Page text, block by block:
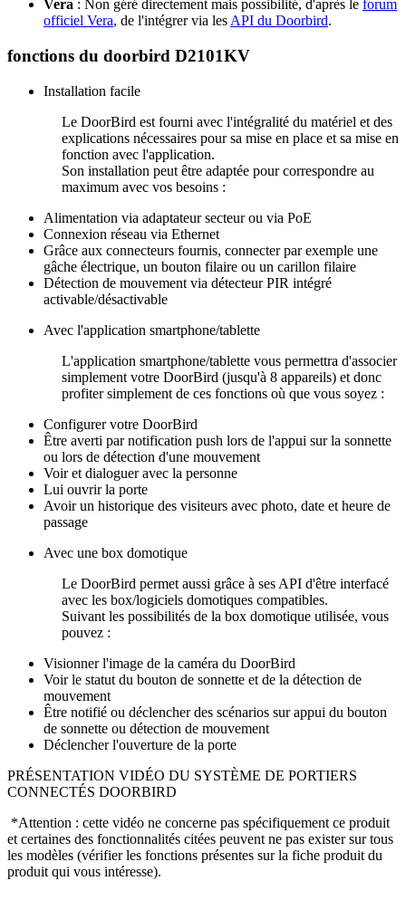
Vera : Non géré directement mais possibilité, d'après le forum
officiel Vera, de l'intégrer via les API du Doorbird.
fonctions du doorbird D2101KV
Installation facile
Le DoorBird est fourni avec l'intégralité du matériel et des
explications nécessaires pour sa mise en place et sa mise en
fonction avec l'application.
Son installation peut être adaptée pour correspondre au
maximum avec vos besoins :
Alimentation via adaptateur secteur ou via PoE
Connexion réseau via Ethernet
Grâce aux connecteurs fournis, connecter par exemple une
gâche électrique, un bouton filaire ou un carillon filaire
Détection de mouvement via détecteur PIR intégré
activable/désactivable
Avec l'application smartphone/tablette
L'application smartphone/tablette vous permettra d'associer
simplement votre DoorBird (jusqu'à 8 appareils) et donc
profiter simplement de ces fonctions où que vous soyez :
Configurer votre DoorBird
Être averti par notification push lors de l'appui sur la sonnette
ou lors de détection d'une mouvement
Voir et dialoguer avec la personne
Lui ouvrir la porte
Avoir un historique des visiteurs avec photo, date et heure de
passage
Avec une box domotique
Le DoorBird permet aussi grâce à ses API d'être interfacé
avec les box/logiciels domotiques compatibles.
Suivant les possibilités de la box domotique utilisée, vous
pouvez :
Visionner l'image de la caméra du DoorBird
Voir le statut du bouton de sonnette et de la détection de
mouvement
Être notifié ou déclencher des scénarios sur appui du bouton
de sonnette ou détection de mouvement
Déclencher l'ouverture de la porte
PRÉSENTATION VIDÉO DU SYSTÈME DE PORTIERS
CONNECTÉS DOORBIRD
*Attention : cette vidéo ne concerne pas spécifiquement ce produit
et certaines des fonctionnalités citées peuvent ne pas exister sur tous
les modèles (vérifier les fonctions présentes sur la fiche produit du
produit qui vous intéresse).